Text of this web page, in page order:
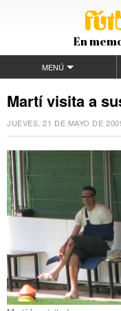
En
MENÚ
Martí visita a
JUEVES, 21 DE MAYO DE